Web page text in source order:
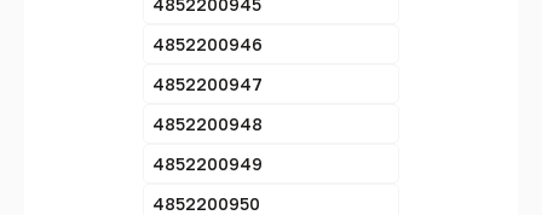
4852200945
4852200946
4852200947
4852200948
4852200949
4852200950